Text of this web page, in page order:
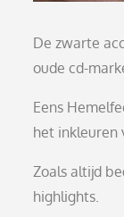
De zwarte
oude cd-
Eens
het inkleuren
Zoals altijd
highlights.